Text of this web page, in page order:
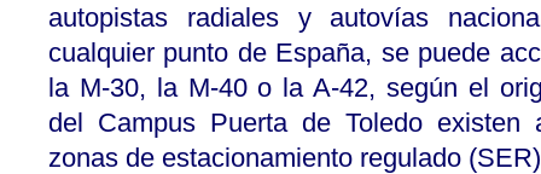
autopistas radiales y autovías
cualquier punto de España, se puede
la M-30, la M-40 o la A-42, según el
del Campus Puerta de Toledo existen
zonas de estacionamiento regulado